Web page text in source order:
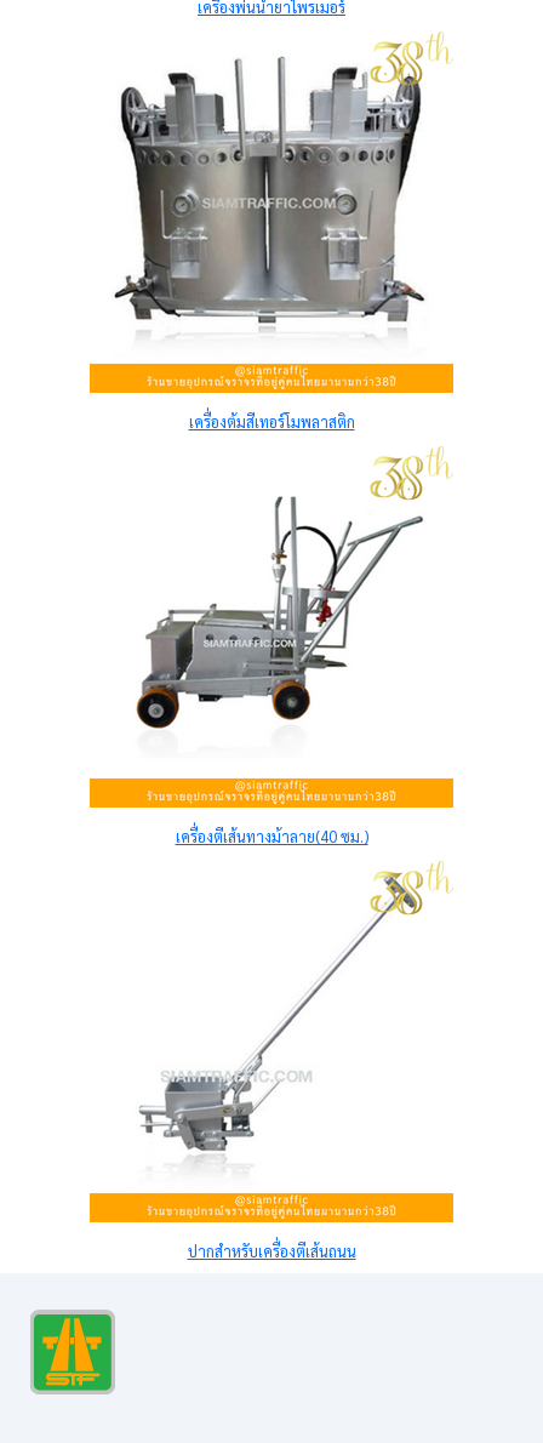
เครื่องพ่นน้ำยาไพรเมอร์
เครื่องต้มสีเทอร์โมพลาสติก
เครื่องตีเส้นทางม้าลาย(40 ซม.)
ปากสำหรับเครื่องตีเส้นถนน